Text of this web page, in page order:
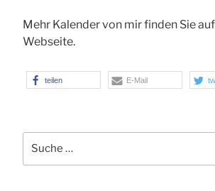
Mehr Kalender von mir finden Sie
Webseite.
teilen E-Mail
nach: